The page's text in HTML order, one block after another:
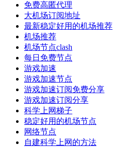
免费高匿代理
大机场订阅地址
最新稳定好用的机场推荐
机场推荐
机场节点clash
每日免费节点
游戏加速
游戏加速节点
游戏加速订阅免费分享
游戏加速订阅分享
科学上网梯子
稳定好用的机场节点
网络节点
自建科学上网的方法